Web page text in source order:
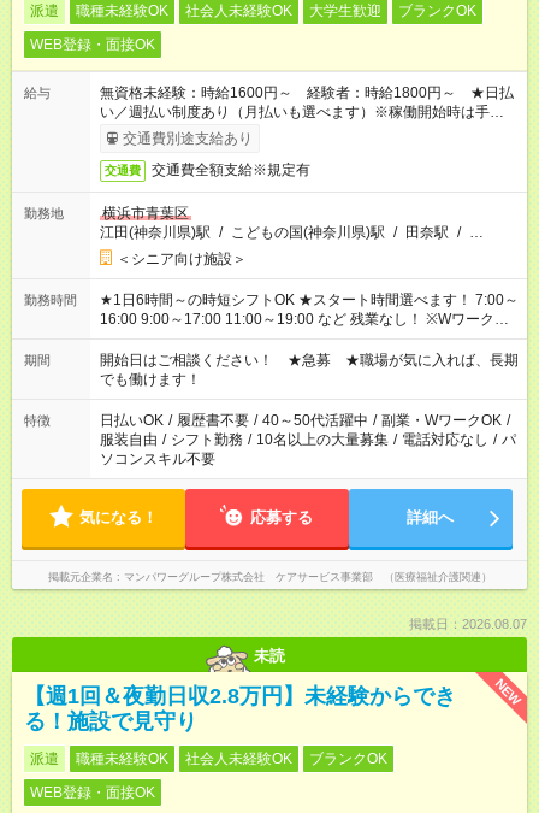
派遣 職種未経験OK 社会人未経験OK 大学生歓迎
ブランクOK
WEB登録・面接OK
給与
無資格未経験：時給1600円～ 経験者：時給1800円～ ★日払
い／週払い制度あり（月払いも選べます）※稼働開始時は手続き
完了次第のお支払いとなります。
交通費別途支給あり
交通費 交通費全額支給※規定有
勤務地
横浜市青葉区
江田(神奈川県)駅 / こどもの国(神奈川県)駅 / 田奈駅 / …
＜シニア向け施設＞
勤務時間
★1日6時間～の時短シフトOK ★スタート時間選べます！ 7:00～
16:00 9:00～17:00 11:00～19:00 など 残業なし！ ※Wワークの
場合、他のお仕事と合わせ週40時間超の就業はご案内できませ
ん ※法令に基づき、週20時間以上勤務は社会保険への加入対象
となります ※労働者派遣法（日雇い派遣の原則禁止）により、
短時間・短期間の就業はご案内が難しい場合があります
期間
開始日はご相談ください！ ★急募 ★職場が気に入れば、長期
でも働けます！
特徴 日払いOK / 履歴書不要 / 40～50代活躍中 / 副業・WワークOK /
服装自由 / シフト勤務 / 10名以上の大量募集 / 電話対応なし / パ
ソコンスキル不要
気になる！ 応募する 詳細へ
掲載元企業名 マンパワーグループ株式会社 ケアサービス事業部 （医療福祉介護関連）
掲載日：2026.08.07
未読
NEW
【週1回＆夜勤日収2.8万円】未経験からでき
る！施設で見守り
派遣 職種未経験OK 社会人未経験OK
ブランクOK
WEB登録・面接OK